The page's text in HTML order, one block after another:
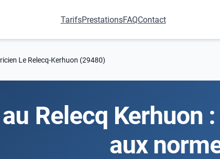
TarifsPrestationsFAQContact
Le Relecq-Kerhuon (29480)
Relecq Kerhuon
aux